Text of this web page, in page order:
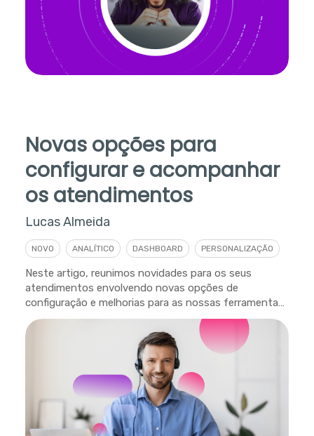
Novas opções para
configurar e acompanhar
os atendimentos
Lucas Almeida
NOVO ANALÍTICO DASHBOARD PERSONALIZAÇÃO
Neste artigo, reunimos novidades para os seus
atendimentos envolvendo novas opções de
configuração e melhorias para as nossas ferramentas
analíticas.